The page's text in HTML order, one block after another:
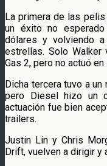
La primera de las
un éxito no
dólares y volviendo
estrellas. Solo
Gas 2, pero no actuó
Dicha tercera tuvo a
pero Diesel hizo un
actuación fue bien
trailers.
Justin Lin y Chris
Drift, vuelven a dirigir y